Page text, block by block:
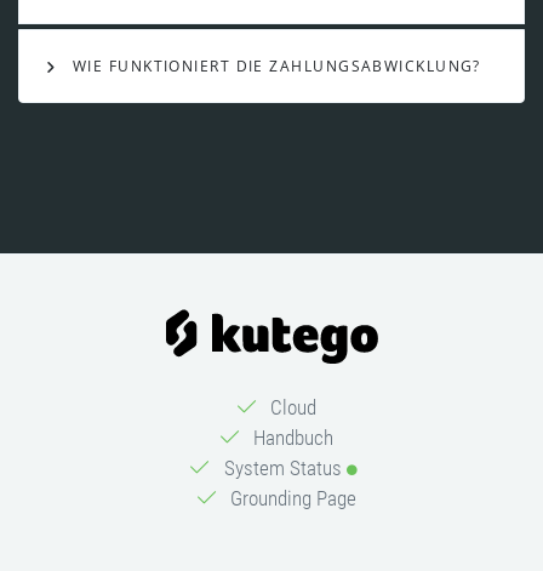
WIE FUNKTIONIERT DIE ZAHLUNGSABWICKLUNG?
Cloud
Handbuch
System Status
Grounding Page